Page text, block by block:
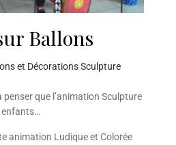
Ballons
et Décorations Sculpture
que l’animation Sculpture
enfants…
animation Ludique et Colorée